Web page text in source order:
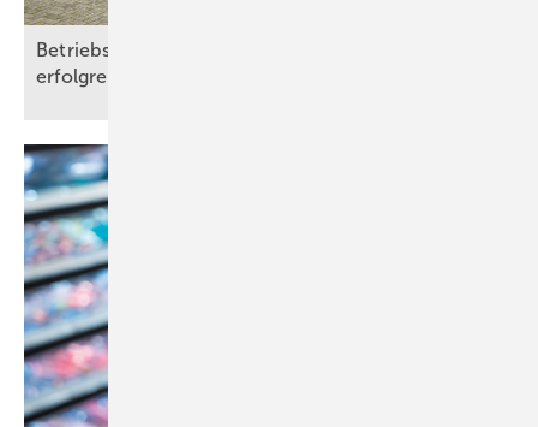
Betriebsübergaben: dreimal anders, jedesmal
erfolgreich